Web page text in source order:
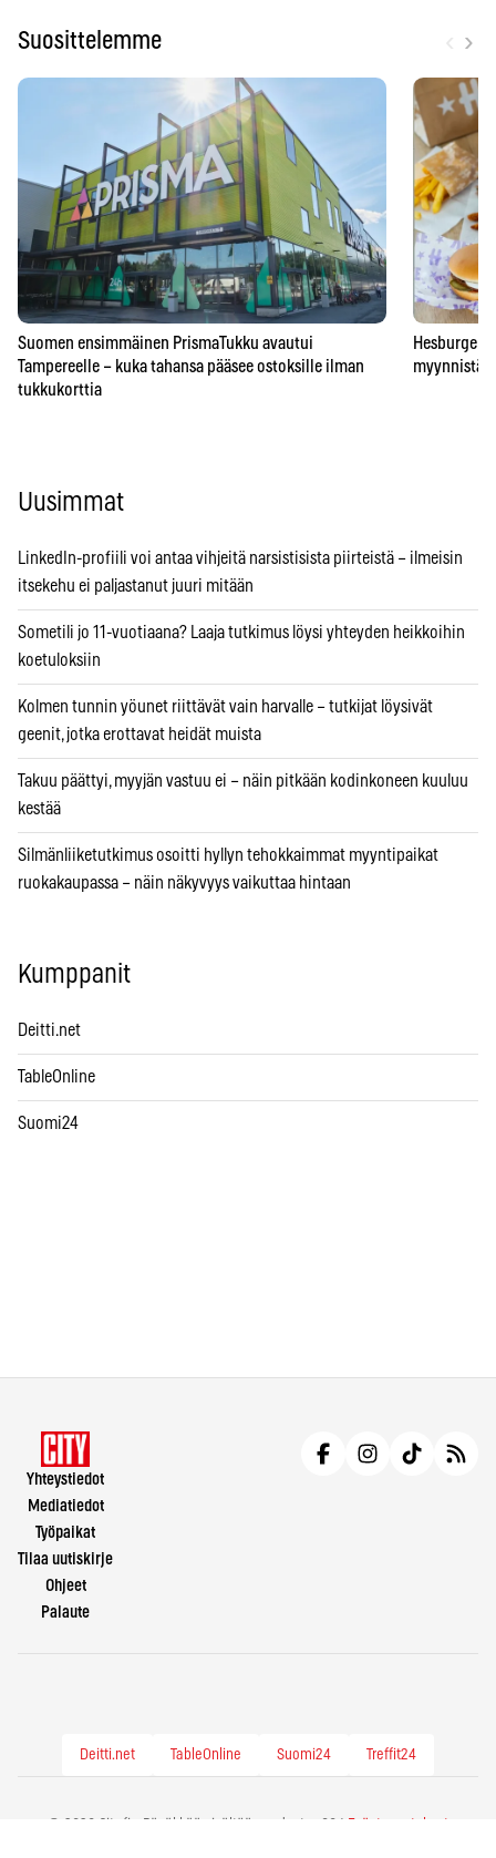
Suosittelemme ›
Suomen ensimmäinen PrismaTukku avautui
Tampereelle – kuka tahansa pääsee ostoksille ilman
tukkukorttia
myynnistä
Uusimmat
LinkedIn-profiili voi antaa vihjeitä narsistisista piirteistä – ilmeisin
itsekehu ei paljastanut juuri mitään
Sometili jo 11-vuotiaana? Laaja tutkimus löysi yhteyden heikkoihin
koetuloksiin
Kolmen tunnin yöunet riittävät vain harvalle – tutkijat löysivät
geenit, jotka erottavat heidät muista
Takuu päättyi, myyjän vastuu ei – näin pitkään kodinkoneen kuuluu
kestää
Silmänliiketutkimus osoitti hyllyn tehokkaimmat myyntipaikat
ruokakaupassa – näin näkyvyys vaikuttaa hintaan
Kumppanit
Deitti.net
TableOnline
Suomi24
Yhteystiedot
Mediatiedot
Työpaikat
Tilaa uutiskirje
Ohjeet
Palaute
Deitti.net TableOnline Suomi24 Treffit24